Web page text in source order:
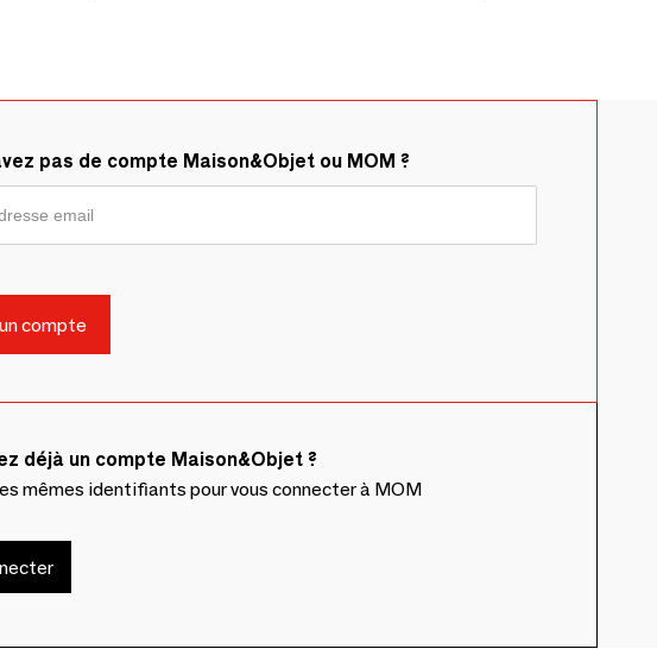
pas de compte Maison&Objet ou MOM ?
déjà un compte Maison&Objet ?
mêmes identifiants pour vous connecter à MOM